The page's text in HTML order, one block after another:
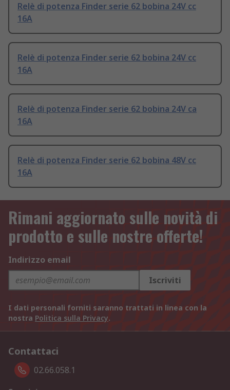
Relè di potenza Finder serie 62 bobina 24V cc
16A
Relè di potenza Finder serie 62 bobina 24V cc
16A
Relè di potenza Finder serie 62 bobina 24V ca
16A
Relè di potenza Finder serie 62 bobina 48V cc
16A
Rimani aggiornato sulle novità di
prodotto e sulle nostre offerte!
Indirizzo email
Iscriviti
I dati personali forniti saranno trattati in linea con la
nostra Politica sulla Privacy.
Contattaci
02.66.058.1